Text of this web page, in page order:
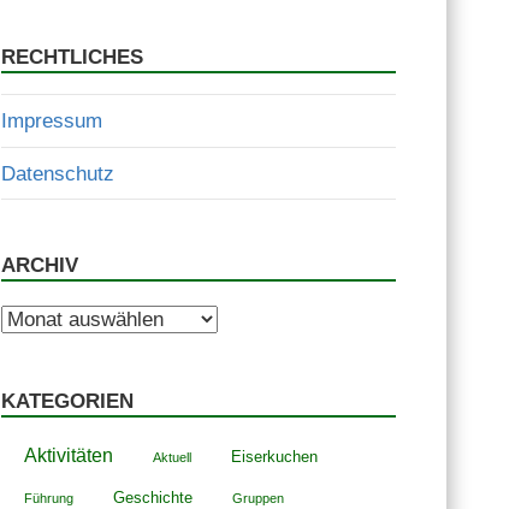
RECHTLICHES
Impressum
Datenschutz
ARCHIV
Archiv
KATEGORIEN
Aktivitäten Aktuell Eiserkuchen
Führung Geschichte Gruppen